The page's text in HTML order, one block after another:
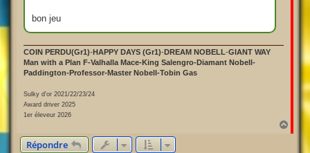
bon jeu
COIN PERDU(Gr1)-HAPPY DAYS (Gr1)-DREAM NOBELL-GIANT WAY
Man with a Plan F-Valhalla Mace-King Salengro-Diamant Nobell-
Paddington-Professor-Master Nobell-Tobin Gas
Sulky d'or 2021/22/23/24
Award driver 2025
1er éleveur 2026
a
Répondre